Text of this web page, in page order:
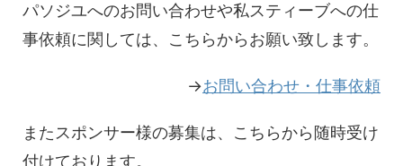
パソジユへのお問い合わせや私スティーブへの仕
事依頼に関しては、こちらからお願い致します。
→お問い合わせ・仕事依頼
またスポンサー様の募集は、こちらから随時受け
付けております。